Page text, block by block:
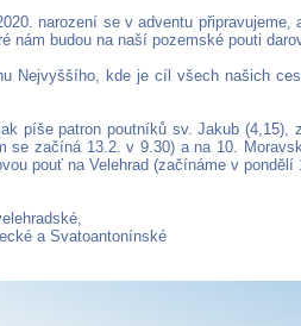
narození se v adventu připravujeme,
budou na naší pozemské pouti
Nejvyššího, kde je cíl všech našich
píše patron poutníků sv. Jakub (4,15),
se začíná 13.2. v 9.30) a na 10.
pouť na Velehrad (začínáme v
a Svatoantonínské